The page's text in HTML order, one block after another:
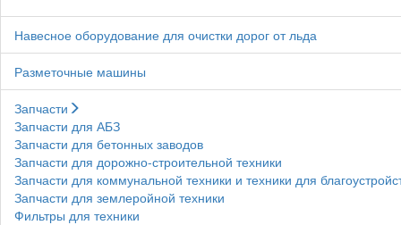
Навесное оборудование для очистки дорог от льда
Разметочные машины
Запчасти
Запчасти для АБЗ
Запчасти для бетонных заводов
Запчасти для дорожно-строительной техники
Запчасти для коммунальной техники и техники для
Запчасти для землеройной техники
Фильтры для техники